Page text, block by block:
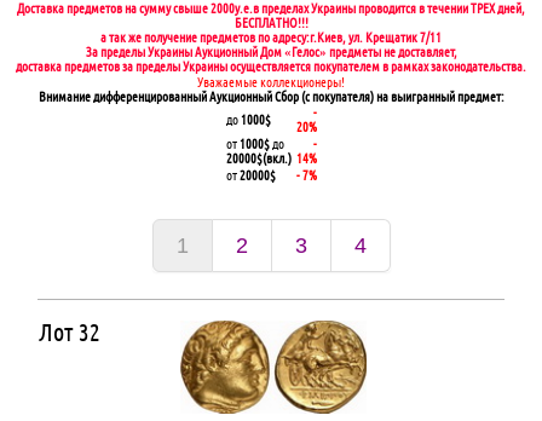
Доставка предметов на сумму свыше 2000у.е.в пределах Украины проводится в течении ТРЕХ дней,
БЕСПЛАТНО!!!
а так же получение предметов по адресу:г.Киев, ул. Крещатик 7/11
За пределы Украины Аукционный Дом «Гелос» предметы не доставляет,
доставка предметов за пределы Украины осуществляется покупателем в рамках законодательства.
Уважаемые коллекционеры!
Внимание дифференцированный Аукционный Сбор (с покупателя) на выигранный предмет:
до1000$
-
20%
от1000$до
20000$(вкл.)
-
14%
от20000$ - 7%
1 2 3 4
Лот 32